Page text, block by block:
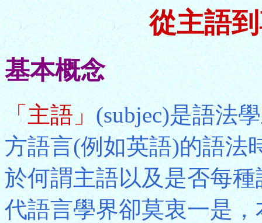
從主語
基本概念
「主語」(subjec)是語法
方語言(例如英語)的語法
於何謂主語以及是否每
代語言學界卻莫衷一是